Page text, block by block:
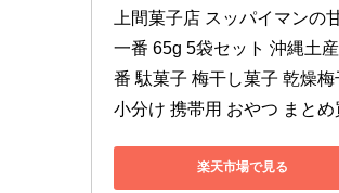
上間菓子店 スッパイマンの
一番 65g 5袋セット 沖縄土
番 駄菓子 梅干し菓子 乾燥梅
小分け 携帯用 おやつ まとめ
楽天市場で見る